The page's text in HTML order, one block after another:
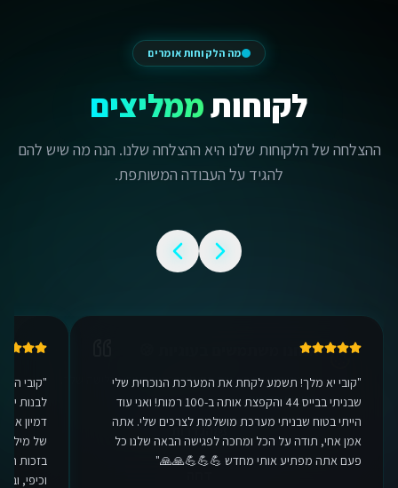
מה הלקוחות אומרים
לקוחותממליצים
ההצלחה של הלקוחות שלנו היא ההצלחה שלנו. הנה מה שיש להם
להגיד על העבודה המשותפת.
"קובי יא מלך! תשמע לקחת את המערכת הנוכחית שלי
שבניתי בבייס 44 והקפצת אותה ב-100 רמות! ואני עוד
הייתי בטוח שבניתי מערכת מושלמת לצרכים שלי. אתה
אמן אחי, תודה על הכל ומחכה לפגישה הבאה שלנו כל
פעם אתה מפתיע אותי מחדש 💪💪💪🙏🙏"
"קובי
לבנות
דמיון
של
בזכות
וכיפי,
אנחנו משתמשים בעוגיות 🍪
דחה
אישור הכל